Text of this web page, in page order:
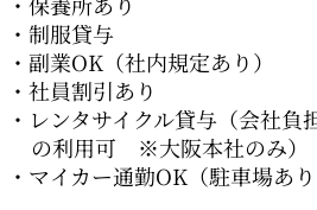
・制服貸与
・副業OK（社内規定あり）
・社員割引あり
・レンタサイクル貸与（会社
の利用可 ※大阪本社のみ）
・マイカー通勤OK（駐車場あり